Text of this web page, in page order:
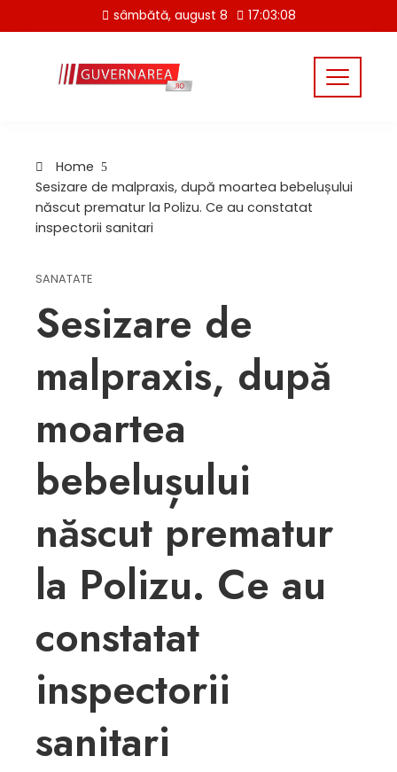
to
sâmbătă, august 8 17:03:09
Home
Sesizare de malpraxis, după moartea bebelușului
născut prematur la Polizu. Ce au constatat
inspectorii sanitari
SANATATE
Sesizare de
malpraxis, după
moartea
bebelușului
născut prematur
la Polizu. Ce au
constatat
inspectorii
sanitari